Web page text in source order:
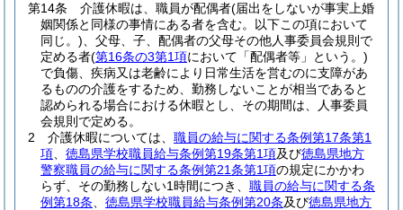
第14条
介護休暇は、職員が配偶者(届出をしないが事実上婚
姻関係と同様の事情にある者を含む。以下この項において
同じ。) 、父母、子、配偶者の父母その他人事委員会規則で
定める者(第16条の3第1項において「配偶者等」という。)
で負傷、疾病又は老齢により日常生活を営むのに支障があ
るものの介護をするため、勤務しないことが相当であると
認められる場合における休暇とし、その期間は、人事委員
会規則で定める。
2
介護休暇については、 職員の給与に関する条例第17条第1
項
徳島県学校職員給与条例第19条第1項及び徳島県地方
警察職員の給与に関する条例第21条第1項の規定にかかわ
らず、その勤務しない1時間につき、 職員の給与に関する条
例第18条
徳島県学校職員給与条例第20条及び徳島県地方